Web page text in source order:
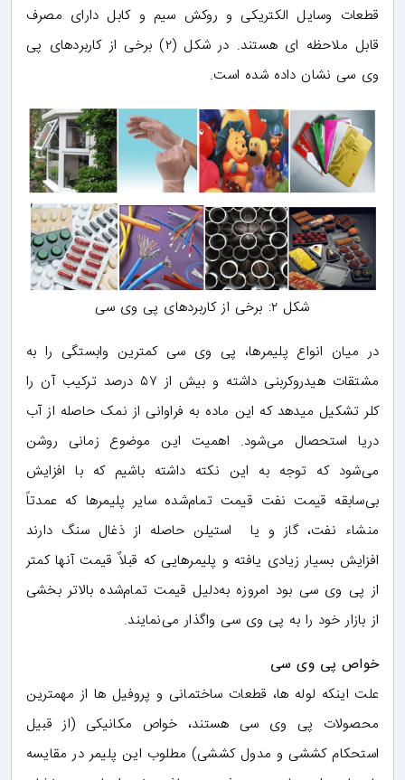
قطعات وسایل الکتریکی و روکش سیم و کابل دارای مصرف
قابل ملاحظه ای هستند. در شکل (۲) برخی از کاربردهای پی
وی سی نشان داده شده است.
شکل ۲: برخی از کاربردهای پی وی سی
در میان انواع پلیمرها، پی وی سی کمترین وابستگی را به
مشتقات هیدروکربنی داشته و بیش از ۵۷ درصد ترکیب آن را
کلر تشکیل میدهد که این ماده به فراوانی از نمک حاصله از آب
دریا استحصال می‌شود. اهمیت این موضوع زمانی روشن
می‌شود که توجه به این نکته داشته باشیم که با افزایش
بی‌سابقه قیمت نفت قیمت تمام‌شده سایر پلیمرها که عمدتاً
منشاء نفت، گاز و یا استیلن حاصله از ذغال سنگ دارند
افزایش بسیار زیادی یافته و پلیمرهایی که قبلاٌ قیمت آنها کمتر
از پی وی سی بود امروزه به‌دلیل قیمت تمام‌شده بالاتر بخشی
از بازار خود را به پی وی سی واگذار می‌نمایند.
خواص پی وی سی
علت اینکه لوله ها، قطعات ساختمانی و پروفیل ها از مهمترین
محصولات پی وی سی هستند، خواص مکانیکی (از قبیل
استحکام کششی و مدول کششی) مطلوب این پلیمر در مقایسه